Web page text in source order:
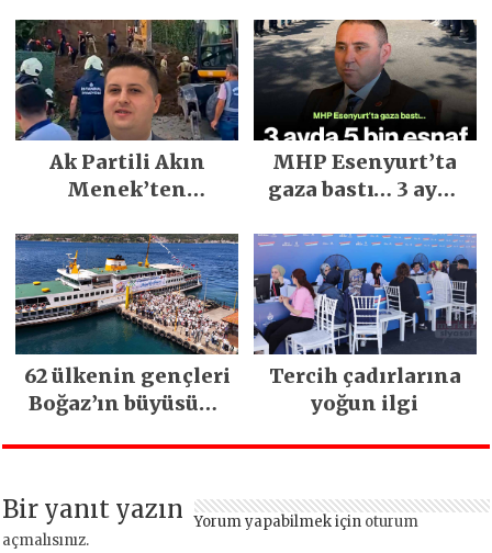
Emeğiyle Son
Yılların En Büyük
Festivali
Gerçekleşti
İlgi Gördü!..
Ak Partili Akın
Menek’ten
heyelan sonrası
kritik uyarı
MHP Esenyurt’ta
gaza bastı… 3 ayda
edildi
62 ülkenin gençleri
Boğaz’ın büyüsüne
Tercih çadırlarına
yoğun ilgi
Bir yanıt yazın Yorum yapabilmek için oturum
açmalısınız.